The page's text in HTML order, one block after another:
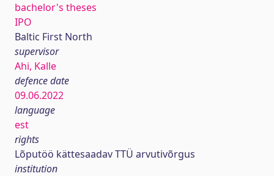
bachelor's theses
IPO
Baltic First North
supervisor
Ahi, Kalle
defence date
09.06.2022
language
est
rights
Lõputöö kättesaadav TTÜ arvutivõrgus
institution